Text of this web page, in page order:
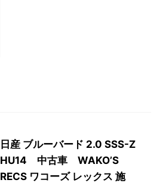
日産 ブルーバード 2.0 SSS-Z
HU14 中古車 WAKO’S
RECS ワコーズ レックス 施